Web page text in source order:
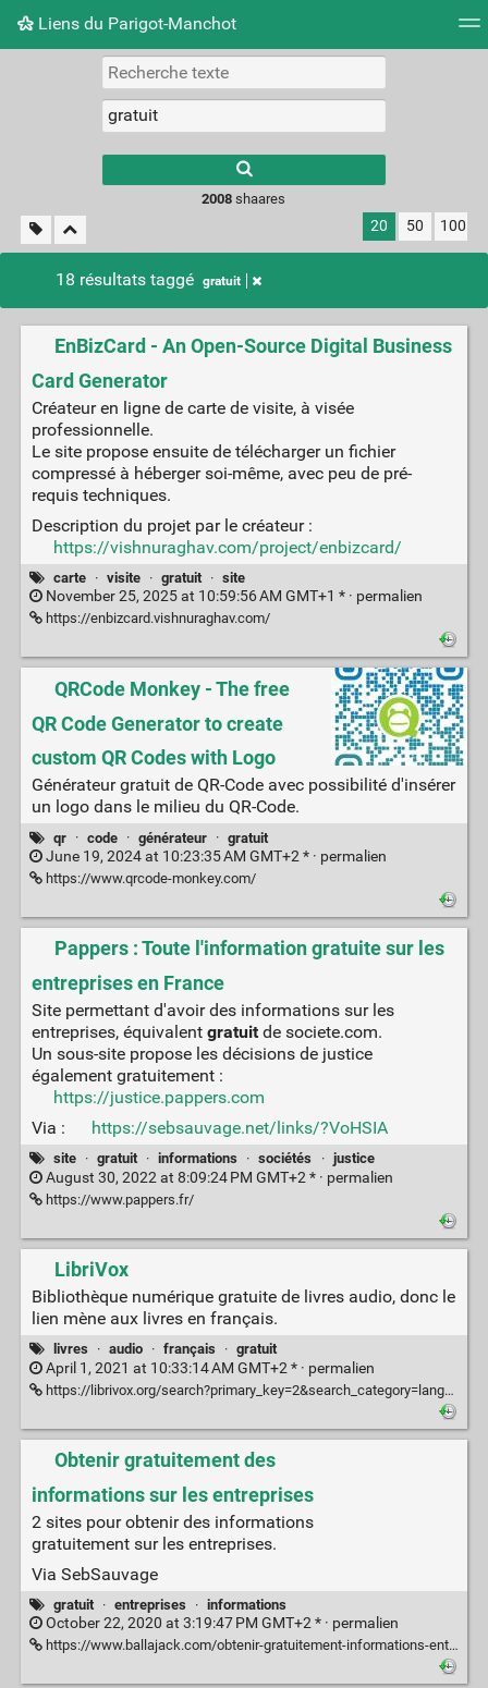
Liens du Parigot-Manchot
Nuage de tags Mur d'images
2008 shaares
20 50 100
18 résultats taggé gratuit
EnBizCard - An Open-Source Digital Business
Card Generator
Créateur en ligne de carte de visite, à visée
professionnelle.
Le site propose ensuite de télécharger un fichier
compressé à héberger soi-même, avec peu de pré-
requis techniques.
Description du projet par le créateur :
https://vishnuraghav.com/project/enbizcard/
carte · visite · gratuit · site
November 25, 2025 at 10:59:56 AM GMT+1 * · permalien
https://enbizcard.vishnuraghav.com/
QRCode Monkey - The free
QR Code Generator to create
custom QR Codes with Logo
Générateur gratuit de QR-Code avec possibilité d'insérer
un logo dans le milieu du QR-Code.
qr · code · générateur · gratuit
June 19, 2024 at 10:23:35 AM GMT+2 * · permalien
https://www.qrcode-monkey.com/
Pappers : Toute l'information gratuite sur les
entreprises en France
Site permettant d'avoir des informations sur les
entreprises, équivalent gratuitde societe.com.
Un sous-site propose les décisions de justice
également gratuitement :
https://justice.pappers.com
Via :
https://sebsauvage.net/links/?VoHSIA
site · gratuit · informations · sociétés · justice
August 30, 2022 at 8:09:24 PM GMT+2 * · permalien
https://www.pappers.fr/
LibriVox
Bibliothèque numérique gratuite de livres audio, donc le
lien mène aux livres en français.
livres · audio · français · gratuit
April 1, 2021 at 10:33:14 AM GMT+2 * · permalien
https://librivox.org/search?primary_key=2&search_category=language&search_page=1&search_form=get_results
Obtenir gratuitement des
informations sur les entreprises
2 sites pour obtenir des informations
gratuitement sur les entreprises.
Via SebSauvage
gratuit · entreprises · informations
October 22, 2020 at 3:19:47 PM GMT+2 * · permalien
https://www.ballajack.com/obtenir-gratuitement-informations-entreprises